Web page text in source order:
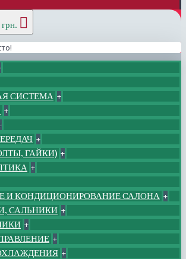
СИСТЕМА +
+
+
ГАЙКИ) +
+
И КОНДИЦИОНИРОВАНИЕ САЛОНА +
САЛЬНИКИ +
+
+
+